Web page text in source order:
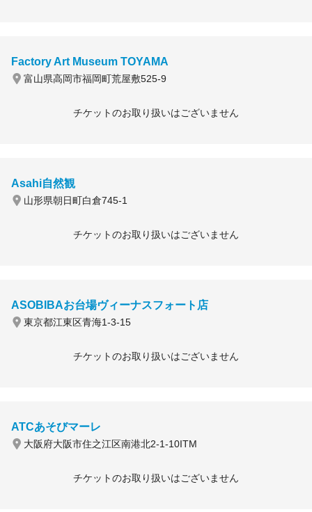
Factory Art Museum TOYAMA
富山県高岡市福岡町荒屋敷525-9
チケットのお取り扱いはございません
Asahi自然観
山形県朝日町白倉745-1
チケットのお取り扱いはございません
ASOBIBAお台場ヴィーナスフォート店
東京都江東区青海1-3-15
チケットのお取り扱いはございません
ATCあそびマーレ
大阪府大阪市住之江区南港北2-1-10ITM
チケットのお取り扱いはございません